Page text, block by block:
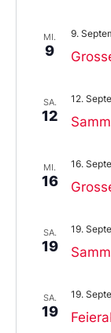
MI.
9
9.
SA.
12
12.
MI.
16
16.
SA.
19
19.
SA.
19
19.